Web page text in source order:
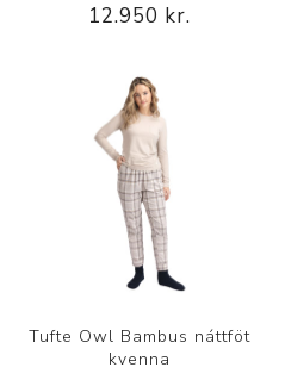
12.950 kr.
Tufte Owl Bambus náttföt
kvenna